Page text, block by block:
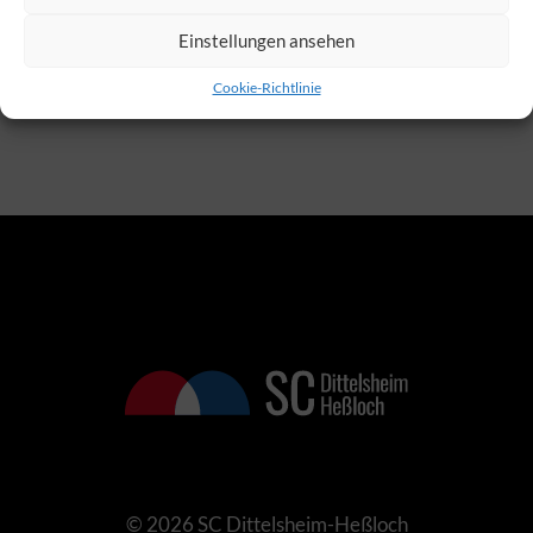
Einstellungen ansehen
Cookie-Richtlinie
Jahre richtet.
© 2026 SC Dittelsheim-Heßloch